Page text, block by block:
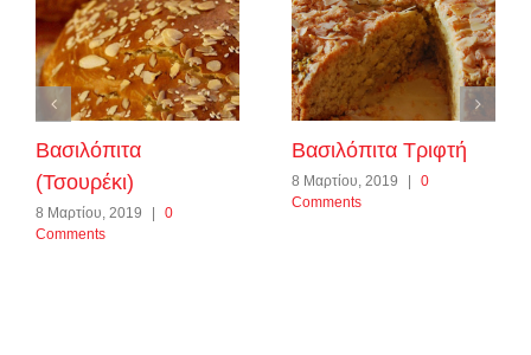
Βασιλόπιτα
(Τσουρέκι)
8 Μαρτίου, 2019 |
0
Comments
Βασιλόπιτα Τριφτή
8 Μαρτίου, 2019 |
0
Comments